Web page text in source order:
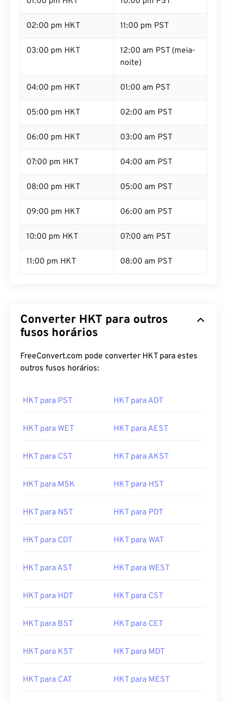
02:00 pm HKT 11:00 pm PST
03:00 pm HKT
12:00 am PST (meia-
noite)
04:00 pm HKT 01:00 am PST
05:00 pm HKT 02:00 am PST
06:00 pm HKT 03:00 am PST
07:00 pm HKT 04:00 am PST
08:00 pm HKT 05:00 am PST
09:00 pm HKT 06:00 am PST
10:00 pm HKT 07:00 am PST
11:00 pm HKT 08:00 am PST
Converter HKT para outros
fusos horários
FreeConvert.com pode converter HKT para estes
outros fusos horários:
HKT para PST HKT para ADT
HKT para WET HKT para AEST
HKT para CST HKT para AKST
HKT para MSK HKT para HST
HKT para NST HKT para PDT
HKT para CDT HKT para WAT
HKT para AST HKT para WEST
HKT para HDT HKT para CST
HKT para BST HKT para CET
HKT para KST HKT para MDT
HKT para CAT HKT para MEST